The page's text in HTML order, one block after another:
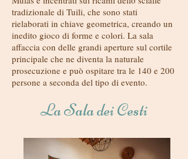
tradizionale di Tuili, che sono stati
rielaborati in chiave geometrica, creando un
inedito gioco di forme e colori. La sala
affaccia con delle grandi aperture sul cortile
principale che ne diventa la naturale
prosecuzione e può ospitare tra le 140 e 200
persone a seconda del tipo di evento.
La Sala dei Cesti